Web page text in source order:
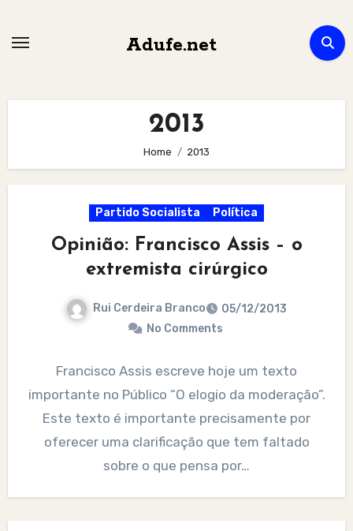
Adufe.net
2013
Home 2013
Partido Socialista Política
Opinião: Francisco Assis – o
extremista cirúrgico
Rui Cerdeira Branco
05/12/2013
No Comments
Francisco Assis escreve hoje um texto
importante no Público “O elogio da moderação”.
Este texto é importante precisamente por
oferecer uma clarificação que tem faltado
sobre o que pensa por…